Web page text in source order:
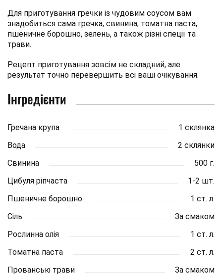
Для приготування гречки із чудовим соусом вам
знадобиться сама гречка, свинина, томатна паста,
пшеничне борошно, зелень, а також різні спеції та
трави.
Рецепт приготування зовсім не складний, але
результат точно перевершить всі ваші очікування.
Інгредієнти
Гречана крупа
1 склянка
Вода
2 склянки
Свинина
500 г.
Цибуля ріпчаста
1-2 шт.
Пшеничне борошно
1 ст. л.
Сіль
За смаком
Рослинна олія
1 ст. л.
Томатна паста
2 ст. л.
Прованські трави
За смаком